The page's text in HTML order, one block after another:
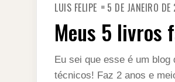
LUIS FELIPE 5 DE JANEIRO
Meus 5 livros
Eu sei que esse é um
técnicos! Faz 2 anos e